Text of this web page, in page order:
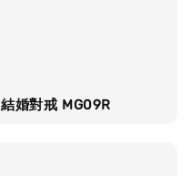
結婚對戒 MG09R